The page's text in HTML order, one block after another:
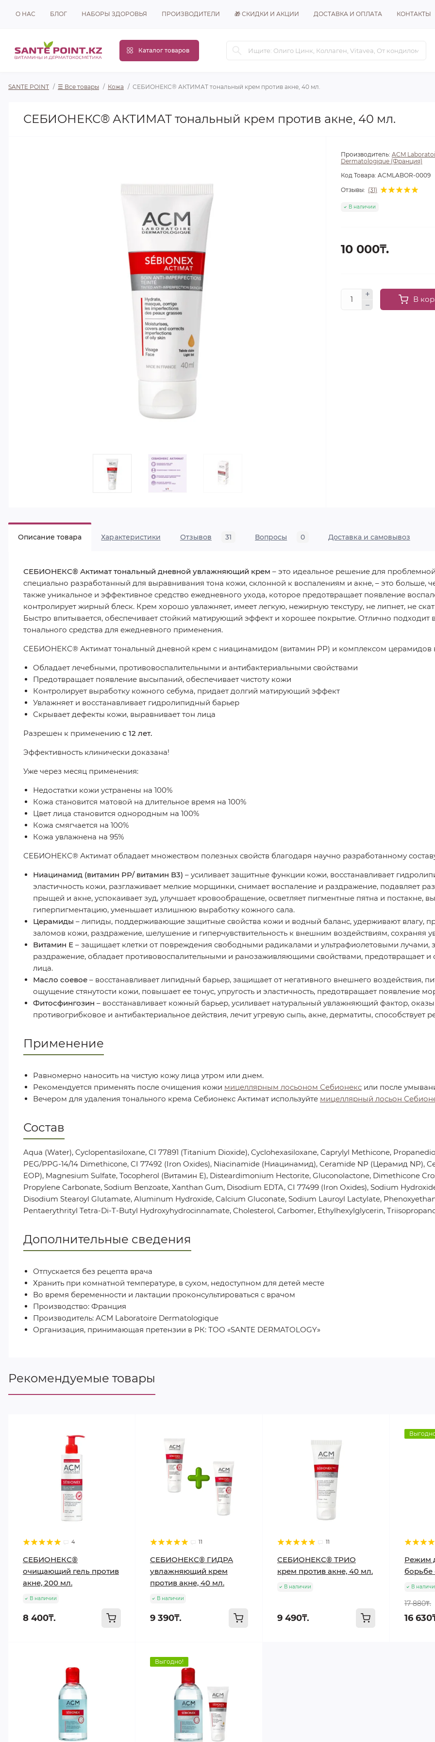
О НАС БЛОГ НАБОРЫ ЗДОРОВЬЯ ПРОИЗВОДИТЕЛИ 🎁 СКИДКИ И АКЦИИ ДОСТАВКА И ОПЛАТА КОНТАКТЫ
Каталог товаров
SANTE POINT ☰ Все товары Кожа СЕБИОНЕКС® АКТИМАТ тональный крем против акне, 40 мл.
СЕБИОНЕКС® АКТИМАТ тональный крем против акне, 40 мл.
Производитель: ACM
Dermatologique (Франция)
Код Товара: ACMLABOR-0009
Отзывы: (31)
В наличии
10 000₸.
В
Описание товара Характеристики Отзывов 31 Вопросы 0 Доставка и самовывоз
СЕБИОНЕКС® Актимат тональный дневной увлажняющий крем – это идеальное решение для
специально разработанный для выравнивания тона кожи, склонной к воспалениям и акне, – это больше,
также уникальное и эффективное средство ежедневного ухода, которое предотвращает появление
контролирует жирный блеск. Крем хорошо увлажняет, имеет легкую, нежирную текстуру, не липнет, не
Быстро впитывается, обеспечивает стойкий матирующий эффект и хорошее покрытие. Отлично
тонального средства для ежедневного применения.
СЕБИОНЕКС® Актимат тональный дневной крем с ниацинамидом (витамин РР) и комплексом церамидов
Обладает лечебными, противовоспалительными и антибактериальными свойствами
Предотвращает появление высыпаний, обеспечивает чистоту кожи
Контролирует выработку кожного себума, придает долгий матирующий эффект
Увлажняет и восстанавливает гидролипидный барьер
Скрывает дефекты кожи, выравнивает тон лица
Разрешен к применению с 12 лет.
Эффективность клинически доказана!
Уже через месяц применения:
Недостатки кожи устранены на 100%
Кожа становится матовой на длительное время на 100%
Цвет лица становится однородным на 100%
Кожа смягчается на 100%
Кожа увлажнена на 95%
СЕБИОНЕКС® Актимат обладает множеством полезных свойств благодаря научно разработанному
Ниацинамид (витамин РР/ витамин В3) – усиливает защитные функции кожи, восстанавливает
эластичность кожи, разглаживает мелкие морщинки, снимает воспаление и раздражение, подавляет
прыщей и акне, успокаивает зуд, улучшает кровообращение, осветляет пигментные пятна и постакне,
гиперпигментацию, уменьшает излишнюю выработку кожного сала.
Церамиды – липиды, поддерживающие защитные свойства кожи и водный баланс, удерживают влагу,
заломов кожи, раздражение, шелушение и гиперчувствительность к внешним воздействиям, сохраняя
Витамин Е – защищает клетки от повреждения свободными радикалами и ультрафиолетовыми лучами,
раздражение, обладает противовоспалительными и ранозаживляющими свойствами, предотвращает и
лица.
Масло соевое – восстанавливает липидный барьер, защищает от негативного внешнего воздействия,
ощущение стянутости кожи, повышает ее тонус, упругость и эластичность, предотвращает появление
Фитосфингозин – восстанавливает кожный барьер, усиливает натуральный увлажняющий фактор,
противогрибковое и антибактериальное действия, лечит угревую сыпь, акне, дерматиты, способствует
Применение
Равномерно наносить на чистую кожу лица утром или днем.
Рекомендуется применять после очищения кожи мицеллярным лосьоном Себионекс или после
Вечером для удаления тонального крема Себионекс Актимат используйте мицеллярный лосьон
Состав
Aqua (Water), Cyclopentasiloxane, CI 77891 (Titanium Dioxide), Cyclohexasiloxane, Caprylyl Methicone,
PEG/PPG-14/14 Dimethicone, CI 77492 (Iron Oxides), Niacinamide (Ниацинамид), Ceramide NP (Церамид NP),
EOP), Magnesium Sulfate, Tocopherol (Витамин Е), Disteardimonium Hectorite, Gluconolactone, Dimethicone
Propylene Carbonate, Sodium Benzoate, Xanthan Gum, Disodium EDTA, CI 77499 (Iron Oxides), Sodium
Disodium Stearoyl Glutamate, Aluminum Hydroxide, Calcium Gluconate, Sodium Lauroyl Lactylate,
Pentaerythrityl Tetra-Di-T-Butyl Hydroxyhydrocinnamate, Cholesterol, Carbomer, Ethylhexylglycerin,
Дополнительные сведения
Отпускается без рецепта врача
Хранить при комнатной температуре, в сухом, недоступном для детей месте
Во время беременности и лактации проконсультироваться с врачом
Производство: Франция
Производитель: ACM Laboratoire Dermatologique
Организация, принимающая претензии в РК: ТОО «SANTE DERMATOLOGY»
Рекомендуемые товары
4
СЕБИОНЕКС®
очищающий гель против
акне, 200 мл.
В наличии
8 400₸.
11
СЕБИОНЕКС® ГИДРА
увлажняющий крем
против акне, 40 мл.
В наличии
9 390₸.
11
СЕБИОНЕКС® ТРИО
крем против акне, 40 мл.
В наличии
9 490₸.
Режим
борьбе
В
17 880₸.
16
Выгодно!